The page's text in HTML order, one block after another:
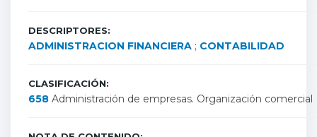
DESCRIPTORES:
ADMINISTRACION FINANCIERA ; CONTABILIDAD
CLASIFICACIÓN:
658 Administración de empresas. Organización comercial